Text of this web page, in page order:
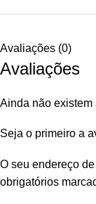
Avaliações (0)
Avaliações
Ainda não existem
Seja o primeiro a
O seu endereço
obrigatórios